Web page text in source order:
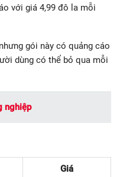
với giá 4,99 đô la mỗi
gói này có quảng cáo
dùng có thể bỏ qua mỗi
nghiệp
Giá